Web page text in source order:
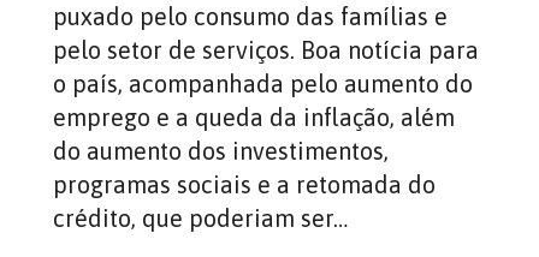
puxado pelo consumo das famílias e
pelo setor de serviços. Boa notícia para
o país, acompanhada pelo aumento do
emprego e a queda da inflação, além
do aumento dos investimentos,
programas sociais e a retomada do
crédito, que poderiam ser…